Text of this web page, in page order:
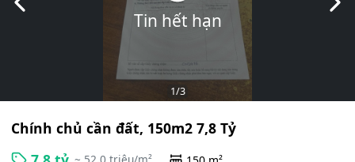
Tin hết hạn
Slide trước
1/3
Chính chủ cần đất, 150m2 7,8 Tỷ